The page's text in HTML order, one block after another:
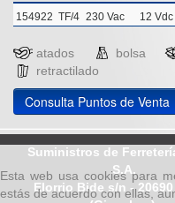
154922 TF/4 230 Vac 12 Vdc
atados bolsa
retractilado
Consulta Puntos de Venta
Suministros de
S.A.
Elorrio Bide s/n -
Esta web usa cookies para
estás de acuerdo con ellas,